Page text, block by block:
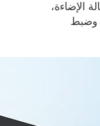
الإضاءة،
وضبط